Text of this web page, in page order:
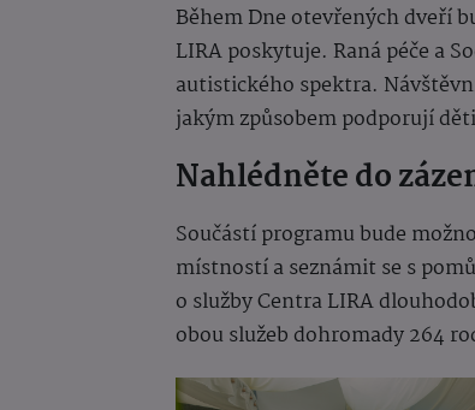
Během Dne otevřených dveří
LIRA poskytuje. Raná péče a
autistického spektra.
jakým způsobem podporují
Nahlédněte do
Součástí programu bude
místností a seznámit se s
o služby Centra LIRA
obou služeb dohromady 264